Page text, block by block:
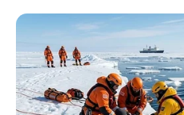
ΤΑΥΤΟΤΗΤΑ ΚΑΙ